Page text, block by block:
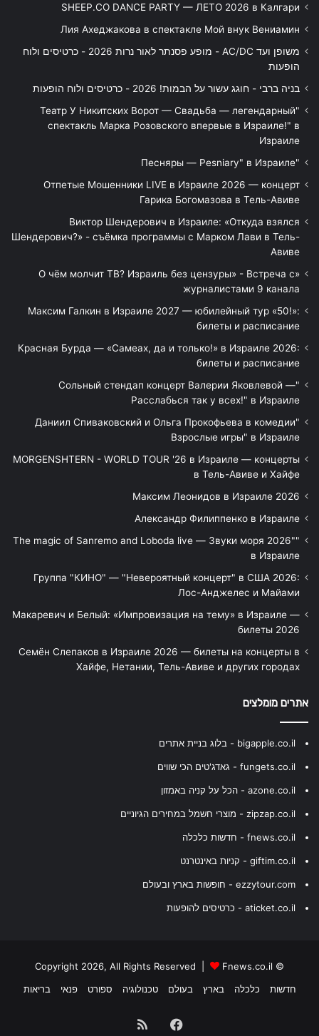
SHEEP.CO DANCE PARTY — ЛЕТО 2026 в Калгари
Лия Ахеджакова в спектакле Мой внук Вениамин
משופן ועד AC/DC - מופע פסנתר לאור נרות 2026 - כרטיסים ולוח
הופעות
בניה ברבי - חוגג עשור על הבמות! 2026 - כרטיסים ולוח הופעות
"Театр У Никитских Ворот — Свадьба — легендарный
спектакль Марка Розовского впервые в Израиле!" в
Израиле
"Песняры — Pesniary" в Израиле
Отпетые Мошенники LIVE в Израиле 2026 — концерт
Гарика Богомазова в Тель-Авиве
Виктор Шендерович в Израиле: «Откуда взялся
Шендерович?» - съёмка программы с Марком Лави в Тель-
Авиве
«О чём молчит ТВ? Израиль без цензуры» - Встреча с
журналистами 9 канала
Максим Галкин в Израиле 2027 — юбилейный тур «50!»:
билеты и расписание
Красная Бурда — «Самеах, да и только!» в Израиле 2026:
билеты и расписание
"Сольный стендап концерт Валерии Яковлевой —
Расслабься так у всех!" в Израиле
"Даниил Спиваковский и Ольга Прокофьева в комедии
Взрослые игры" в Израиле
MORGENSHTERN - WORLD TOUR '26 в Израиле — концерты
в Тель-Авиве и Хайфе
Максим Леонидов в Израиле 2026
Александр Филиппенко в Израиле
"The magic of Sanremo and Loboda live — Звуки моря 2026"
в Израиле
Группа "КИНО" — "Невероятный концерт" в США 2026:
Лос-Анджелес и Майами
Макаревич и Белый: «Импровизация на тему» в Израиле —
билеты 2026
Семён Слепаков в Израиле 2026 — билеты на концерты в
Хайфе, Нетании, Тель-Авиве и других городах
אתרים מומלצים
bigapple.co.il - בלוג בניית אתרים
fungets.co.il - גאדג'טים הכי שווים
azone.co.il - הכל על קניה באמזון
zipzap.co.il - מוצרי חשמל במחירים הגיוניים
fnews.co.il - חדשות כלכלה
giftim.co.il - קניות באינטרנט
ezzytour.com - חופשות בארץ ובעולם
aticket.co.il - כרטיסים להופעות
© Copyright 2026, All Rights Reserved |
Fnews.co.il
חדשות
כלכלה בארץ בעולם טכנולוגיה ספורט פנאי בריאות
Facebook